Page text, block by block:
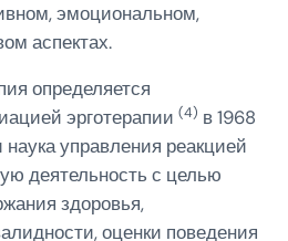
эмоциональном,
аспектах.
определяется
эрготерапии (4) в 1968
наука управления реакцией
деятельность с целью
здоровья,
оценки поведения